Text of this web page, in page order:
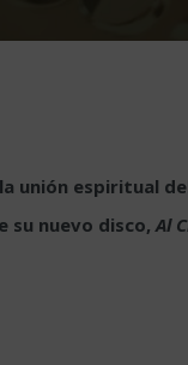
la unión espiritual
su nuevo disco,Al